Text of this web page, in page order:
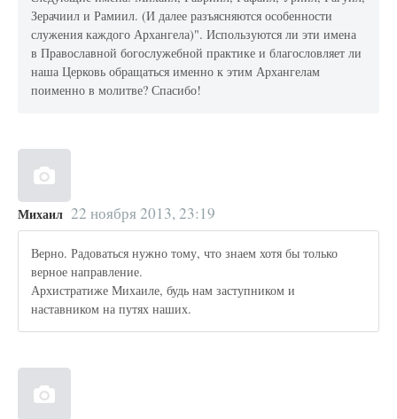
Зерачиил и Рамиил. (И далее разъясняются особенности
служения каждого Архангела)". Используются ли эти имена
в Православной богослужебной практике и благословляет ли
наша Церковь обращаться именно к этим Архангелам
поименно в молитве? Спасибо!
Михаил 22 ноября 2013, 23:19
Верно. Радоваться нужно тому, что знаем хотя бы только
верное направление.
Архистратиже Михаиле, будь нам заступником и
наставником на путях наших.